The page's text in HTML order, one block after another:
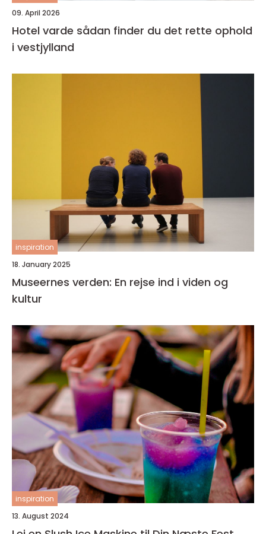
09. April 2026
Hotel varde sådan finder du det rette ophold
i vestjylland
inspiration
18. January 2025
Museernes verden: En rejse ind i viden og
kultur
inspiration
13. August 2024